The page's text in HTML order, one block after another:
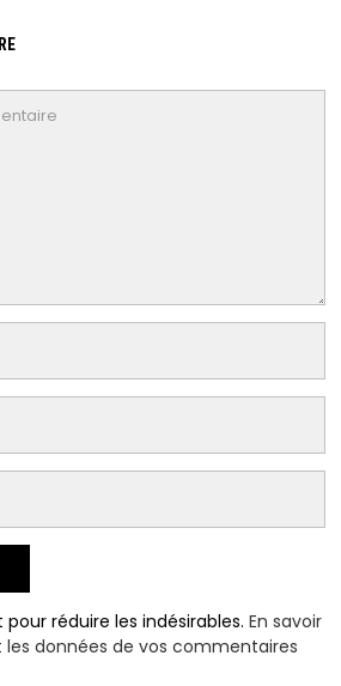
pour réduire les indésirables.En savoir
données de vos commentaires